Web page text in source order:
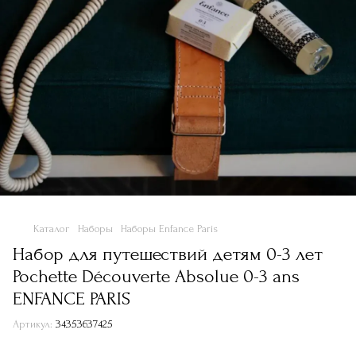
Каталог Наборы Наборы Enfance Paris
Набор для путешествий детям 0-3 лет
Pochette Découverte Absolue 0-3 ans
ENFANCE PARIS
Артикул: 34353637425